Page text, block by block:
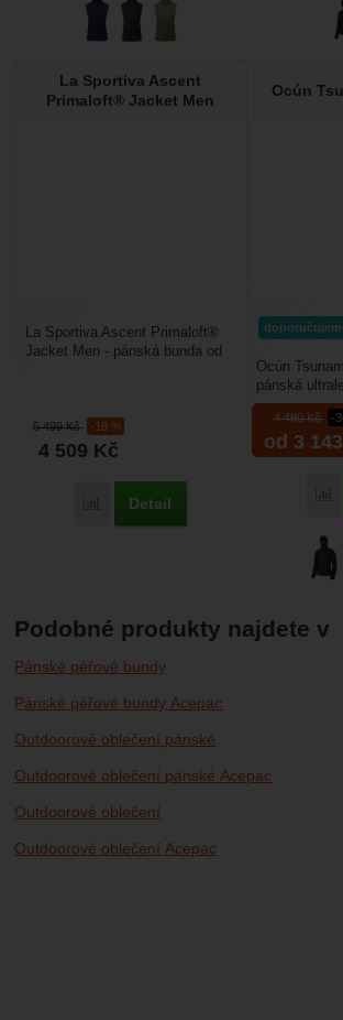
La Sportiva Ascent
Primaloft® Jacket Men
5 499Kč -18 %
4 509 Kč
Porovnat
Detail
La Sportiva Ascent Primaloft®
Jacket Men - pánská bunda od
Ocún
4 490Kč -
od 3 143
Ocún
pánská
navržená
náročné
Podobné produkty najdete v
Pánské péřové bundy
Pánské péřové bundy Acepac
Outdoorové oblečení pánské
Outdoorové oblečení pánské Acepac
Outdoorové oblečení
Outdoorové oblečení Acepac